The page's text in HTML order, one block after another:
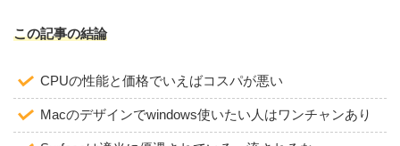
この記事の結論
CPUの性能と価格でいえばコスパが悪い
Macのデザインでwindows使いたい人はワンチャンあり